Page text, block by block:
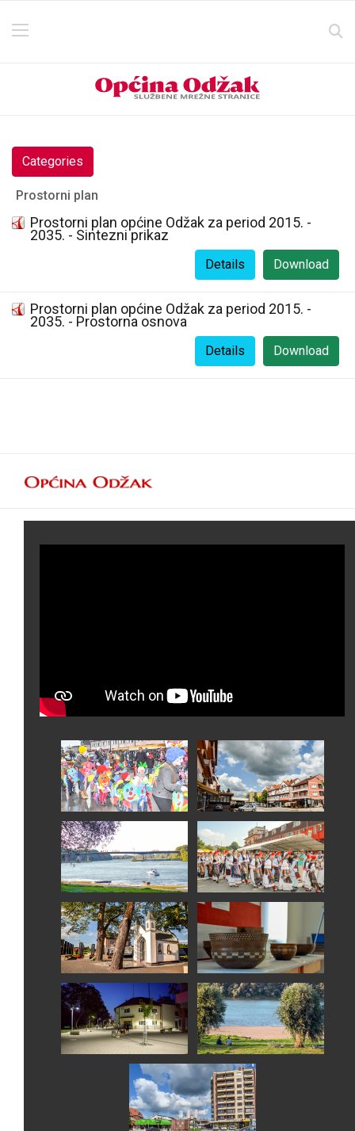
Categories
Prostorni plan
Prostorni plan općine Odžak za period 2015. -
2035. - Sintezni prikaz
Download
Details
Prostorni plan općine Odžak za period 2015. -
2035. - Prostorna osnova
Download
Details